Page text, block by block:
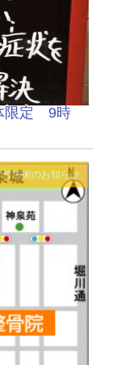
限定 9時
施術のお知らせ